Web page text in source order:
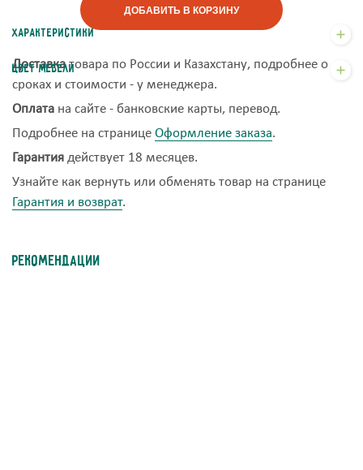
ДОБАВИТЬ В КОРЗИНУ
Доставкатовара по России и Казахстану, подробнее о
сроках и стоимости - у менеджера.
Оплата на сайте - банковские карты, перевод.
Подробнее на странице Оформление заказа.
Гарантия действует 18 месяцев.
Узнайте как вернуть или обменять товар на странице
Гарантия и возврат.
Характеристики
Цвет мебели
Рекомендации